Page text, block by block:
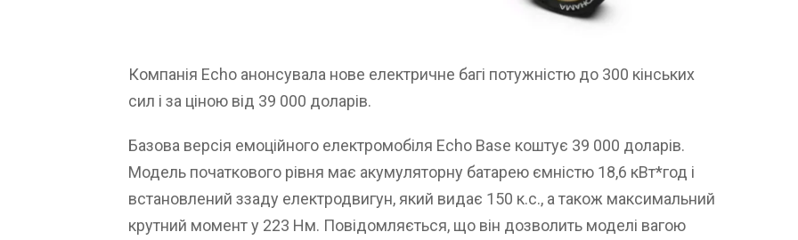
Компанія Echo анонсувала нове електричне багі потужністю до 300 кінських
сил і за ціною від 39 000 доларів.
Базова версія емоційного електромобіля Echo Base коштує 39 000 доларів.
Модель початкового рівня має акумуляторну батарею ємністю 18,6 кВт*год і
встановлений ззаду електродвигун, який видає 150 к.с., а також максимальний
крутний момент у 223 Нм. Повідомляється, що він дозволить моделі вагою